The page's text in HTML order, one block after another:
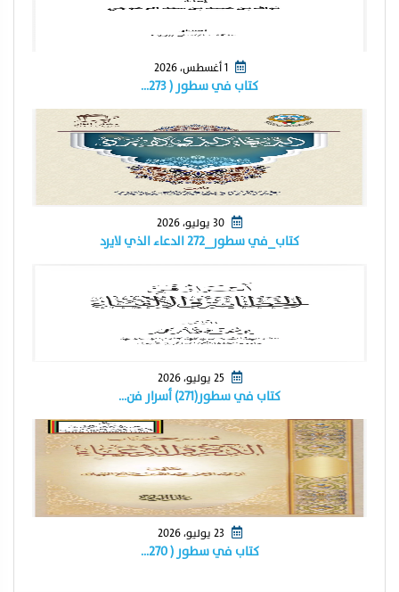
1 أغسطس، 2026
كتاب في سطور ( ٢٧٣…
كتاب_في سطور_٢٧٢ الدعاء الذي لايرد
كتاب في سطور(٢٧١) أسرار فن…
كتاب في سطور ( ٢٧٠…